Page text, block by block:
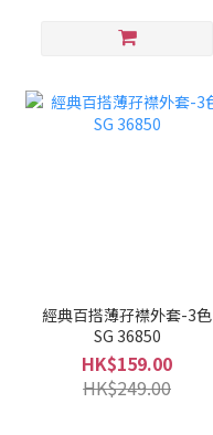
經典百搭薄孖襟外套-3色
SG 36850
HK$159.00
HK$249.00